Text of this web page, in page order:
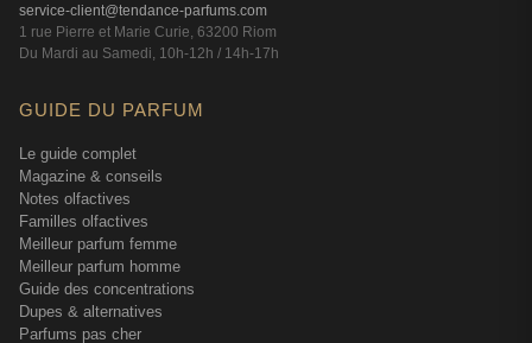
service-client@tendance-parfums.com
1 rue Pierre et Marie Curie, 63200 Riom
Du Mardi au Samedi, 10h-12h / 14h-17h
GUIDE DU PARFUM
Le guide complet
Magazine & conseils
Notes olfactives
Familles olfactives
Meilleur parfum femme
Meilleur parfum homme
Guide des concentrations
Dupes & alternatives
Parfums pas cher